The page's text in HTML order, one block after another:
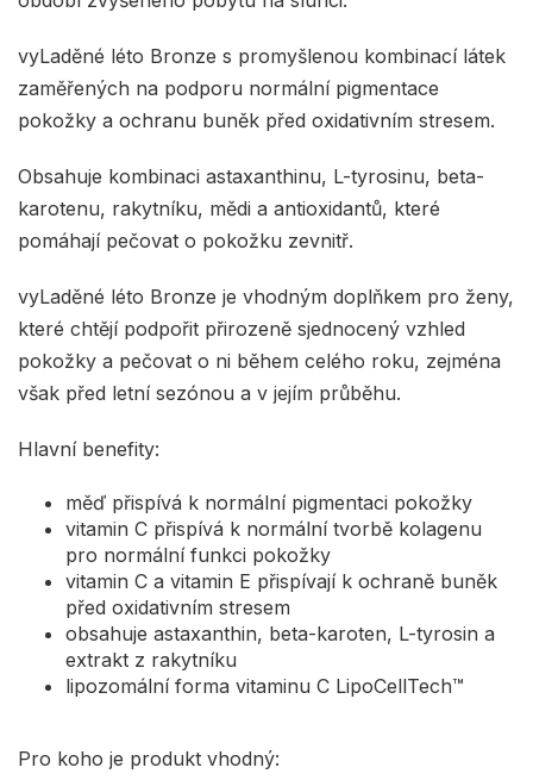
vyLaděné léto Bronze s promyšlenou kombinací látek
zaměřených na podporu normální pigmentace
pokožky a ochranu buněk před oxidativním stresem.
Obsahuje kombinaci astaxanthinu, L-tyrosinu, beta-
karotenu, rakytníku, mědi a antioxidantů, které
pomáhají pečovat o pokožku zevnitř.
vyLaděné léto Bronze je vhodným doplňkem pro ženy,
které chtějí podpořit přirozeně sjednocený vzhled
pokožky a pečovat o ni během celého roku, zejména
však před letní sezónou a v jejím průběhu.
Hlavní benefity:
měď přispívá k normální pigmentaci pokožky
vitamin C přispívá k normální tvorbě kolagenu
pro normální funkci pokožky
vitamin C a vitamin E přispívají k ochraně buněk
před oxidativním stresem
obsahuje astaxanthin, beta-karoten, L-tyrosin a
extrakt z rakytníku
lipozomální forma vitaminu C LipoCellTech™
Pro koho je produkt vhodný: